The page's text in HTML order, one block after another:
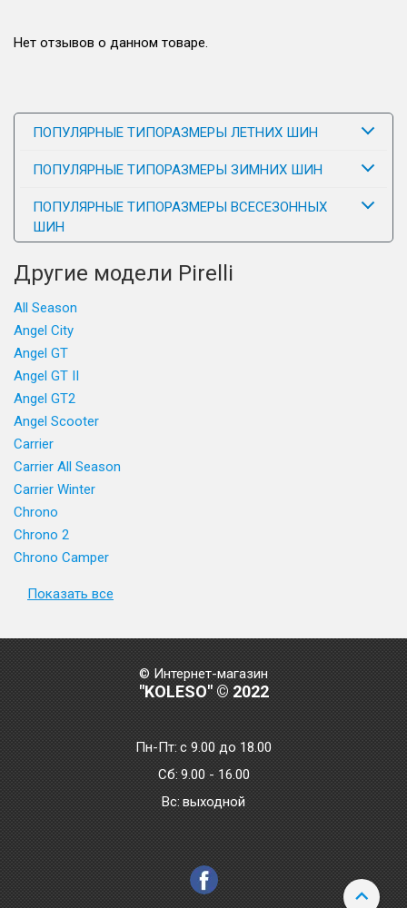
Нет отзывов о данном товаре.
ПОПУЛЯРНЫЕ ТИПОРАЗМЕРЫ ЛЕТНИХ ШИН
ПОПУЛЯРНЫЕ ТИПОРАЗМЕРЫ ЗИМНИХ ШИН
ПОПУЛЯРНЫЕ ТИПОРАЗМЕРЫ ВСЕСЕЗОННЫХ
ШИН
Другие модели Pirelli
All Season
Angel City
Angel GT
Angel GT II
Angel GT2
Angel Scooter
Carrier
Carrier All Season
Carrier Winter
Chrono
Chrono 2
Chrono Camper
Показать все
© Интернет-магазин
"KOLESO" © 2022
Пн-Пт:с 9.00 до 18.00
Сб: 9.00 - 16.00
Bc: выходной